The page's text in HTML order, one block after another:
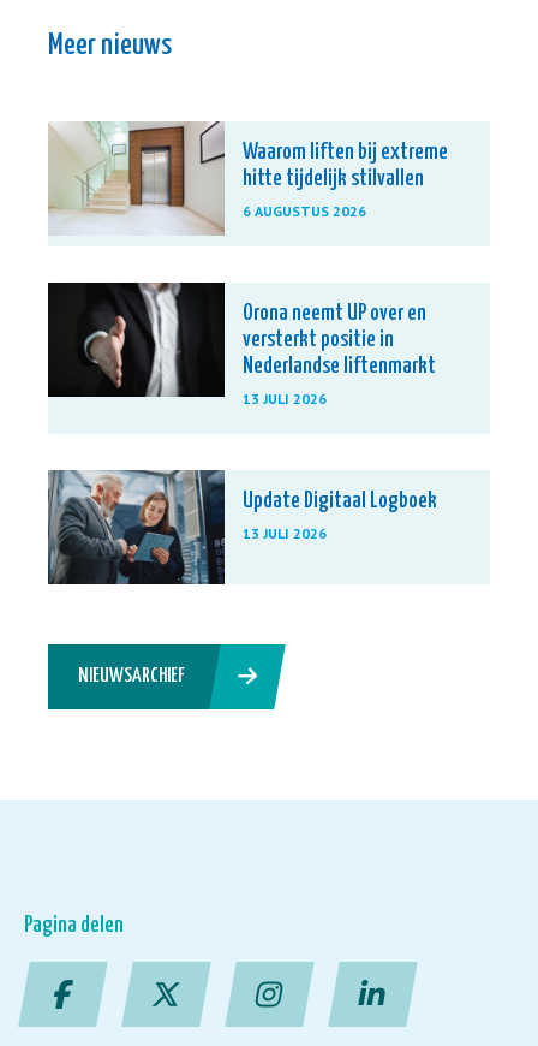
Meer nieuws
Waarom liften bij extreme
hitte tijdelijk stilvallen
6 AUGUSTUS 2026
Orona neemt UP over en
versterkt positie in
Nederlandse liftenmarkt
13 JULI 2026
Update Digitaal Logboek
13 JULI 2026
NIEUWSARCHIEF
Pagina delen